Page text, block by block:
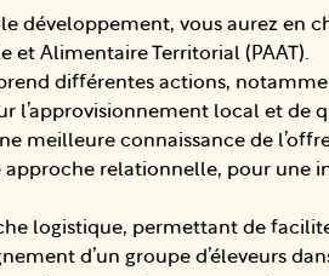
développement, vous aurez en
et Alimentaire Territorial (PAAT).
différentes actions,
l’approvisionnement local et de
meilleure connaissance de
approche relationnelle, pour une
logistique, permettant de
d’un groupe d’éleveurs